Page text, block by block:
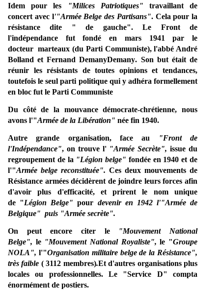
Idem pour les
"Milices Patriotiques"
travaillant de
concert avec l'"Armée Belge des Partisans". Cela pour la
résistance dite " de gauche".
Le Front de
l'indépendance
fut fondé en mars 1941
par le
docteur marteaux (du Parti Communiste), l'abbé André
Bolland et Fernand DemanyDemany. Son but était de
réunir les résistants de toutes opinions et tendances,
toutefois le seul parti politique qui y adhéra formellement
en bloc fut le Parti Communiste
Du côté de la mouvance démocrate-chrétienne, nous
avons l'"Armée de la Libération" née fin 1940.
Autre grande organisation, face au
"Front de
l'Indépendance", on trouve l' "Armée Secrète", issue du
regroupement de la "Légion belge" fondée en 1940 et de
l'"Armée belge reconstituée". Ces deux mouvements de
Résistance armées décidèrent de joindre leurs forces afin
d'avoir plus d'efficacité, et prirent le nom unique
de "Légion Belge" pour devenir en 1942 l'"Armée de
Belgique" puis "Armée secrète".
On peut encore citer le "Mouvement National
Belge", le "Mouvement National Royaliste", le "Groupe
NOLA", l'"Organisation militaire belge de la Résistance",
très faible ( 3112 membres).Et d'autres organisations plus
locales ou professionnelles. Le "Service D" compta
énormément de postiers.